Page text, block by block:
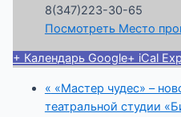
8(347)223-30-65
Посмотреть Место
+ Календарь Google+ iCal
« «Мастер чудес» –
театральной студии